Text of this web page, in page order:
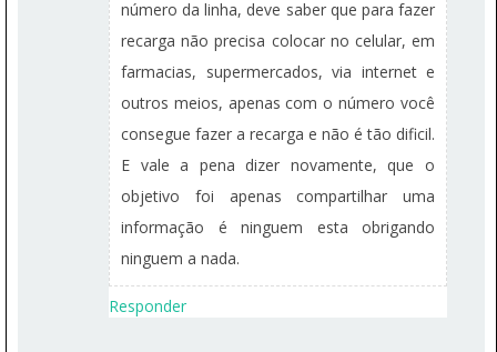
número da linha, deve saber que para fazer
recarga não precisa colocar no celular, em
farmacias, supermercados, via internet e
outros meios, apenas com o número você
consegue fazer a recarga e não é tão dificil.
E vale a pena dizer novamente, que o
objetivo foi apenas compartilhar uma
informação é ninguem esta obrigando
ninguem a nada.
Responder